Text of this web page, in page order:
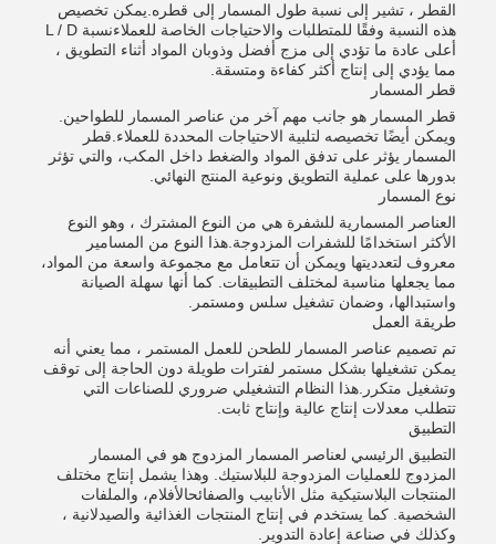
القطر ، تشير إلى نسبة طول المسمار إلى قطره.يمكن تخصيص
هذه النسبة وفقًا للمتطلبات والاحتياجات الخاصة للعملاءنسبة L / D
أعلى عادة ما تؤدي إلى مزج أفضل وذوبان المواد أثناء التطويق ،
مما يؤدي إلى إنتاج أكثر كفاءة ومتسقة.
قطر المسمار
قطر المسمار هو جانب مهم آخر من عناصر المسمار للطواحين.
ويمكن أيضًا تخصيصه لتلبية الاحتياجات المحددة للعملاء.قطر
المسمار يؤثر على تدفق المواد والضغط داخل المكب، والتي تؤثر
بدورها على عملية التطويق ونوعية المنتج النهائي.
نوع المسمار
العناصر المسمارية للشفرة هي من النوع المشترك ، وهو النوع
الأكثر استخدامًا للشفرات المزدوجة.هذا النوع من المسامير
معروف لتعدديتها ويمكن أن تتعامل مع مجموعة واسعة من المواد،
مما يجعلها مناسبة لمختلف التطبيقات. كما أنها سهلة الصيانة
واستبدالها، وضمان تشغيل سلس ومستمر.
طريقة العمل
تم تصميم عناصر المسمار للطحن للعمل المستمر ، مما يعني أنه
يمكن تشغيلها بشكل مستمر لفترات طويلة دون الحاجة إلى توقف
وتشغيل متكرر.هذا النظام التشغيلي ضروري للصناعات التي
تتطلب معدلات إنتاج عالية وإنتاج ثابت.
التطبيق
التطبيق الرئيسي لعناصر المسمار المزدوج هو في المسمار
المزدوج للعمليات المزدوجة للبلاستيك. وهذا يشمل إنتاج مختلف
المنتجات البلاستيكية مثل الأنابيب والصفائحالأفلام، والملفات
الشخصية. كما يستخدم في إنتاج المنتجات الغذائية والصيدلانية ،
وكذلك في صناعة إعادة التدوير.